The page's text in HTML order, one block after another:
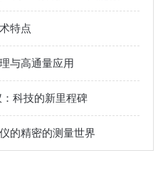
特点
与高通量应用​
科技的新里程碑
的精密的测量世界